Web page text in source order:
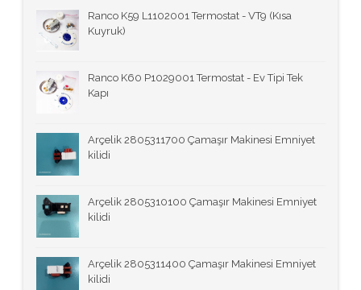
Ranco K59 L1102001 Termostat - VT9 (Kısa
Kuyruk)
Ranco K60 P1029001 Termostat - Ev Tipi Tek
Kapı
Arçelik 2805311700 Çamaşır Makinesi Emniyet
kilidi
Arçelik 2805310100 Çamaşır Makinesi Emniyet
kilidi
Arçelik 2805311400 Çamaşır Makinesi Emniyet
kilidi